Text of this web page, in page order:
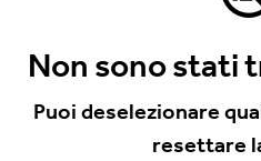
Mood Evo
Sistema Trybeca
Non sono stati
Puoi deselezionare
resettare